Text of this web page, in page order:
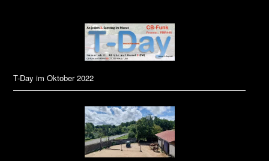
T-Day im Oktober 2022